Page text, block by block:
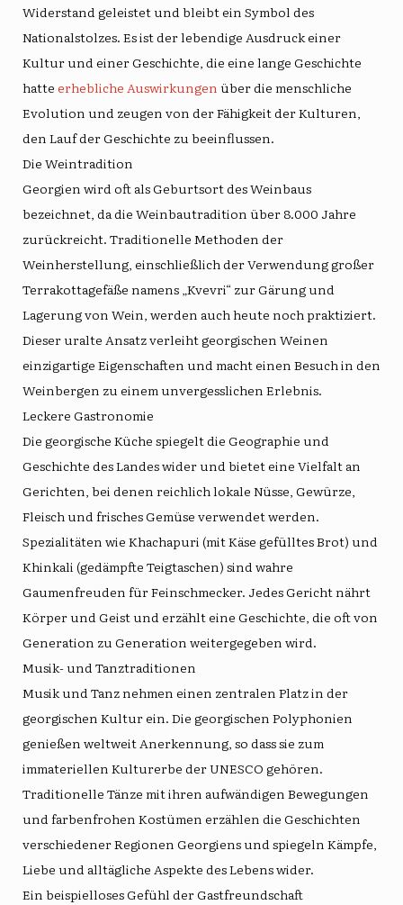
Widerstand geleistet und bleibt ein Symbol des
Nationalstolzes. Es ist der lebendige Ausdruck einer
Kultur und einer Geschichte, die eine lange Geschichte
hatte erhebliche Auswirkungen über die menschliche
Evolution und zeugen von der Fähigkeit der Kulturen,
den Lauf der Geschichte zu beeinflussen.
Die Weintradition
Georgien wird oft als Geburtsort des Weinbaus
bezeichnet, da die Weinbautradition über 8.000 Jahre
zurückreicht. Traditionelle Methoden der
Weinherstellung, einschließlich der Verwendung großer
Terrakottagefäße namens „Kvevri“ zur Gärung und
Lagerung von Wein, werden auch heute noch praktiziert.
Dieser uralte Ansatz verleiht georgischen Weinen
einzigartige Eigenschaften und macht einen Besuch in den
Weinbergen zu einem unvergesslichen Erlebnis.
Leckere Gastronomie
Die georgische Küche spiegelt die Geographie und
Geschichte des Landes wider und bietet eine Vielfalt an
Gerichten, bei denen reichlich lokale Nüsse, Gewürze,
Fleisch und frisches Gemüse verwendet werden.
Spezialitäten wie Khachapuri (mit Käse gefülltes Brot) und
Khinkali (gedämpfte Teigtaschen) sind wahre
Gaumenfreuden für Feinschmecker. Jedes Gericht nährt
Körper und Geist und erzählt eine Geschichte, die oft von
Generation zu Generation weitergegeben wird.
Musik- und Tanztraditionen
Musik und Tanz nehmen einen zentralen Platz in der
georgischen Kultur ein. Die georgischen Polyphonien
genießen weltweit Anerkennung, so dass sie zum
immateriellen Kulturerbe der UNESCO gehören.
Traditionelle Tänze mit ihren aufwändigen Bewegungen
und farbenfrohen Kostümen erzählen die Geschichten
verschiedener Regionen Georgiens und spiegeln Kämpfe,
Liebe und alltägliche Aspekte des Lebens wider.
Ein beispielloses Gefühl der Gastfreundschaft